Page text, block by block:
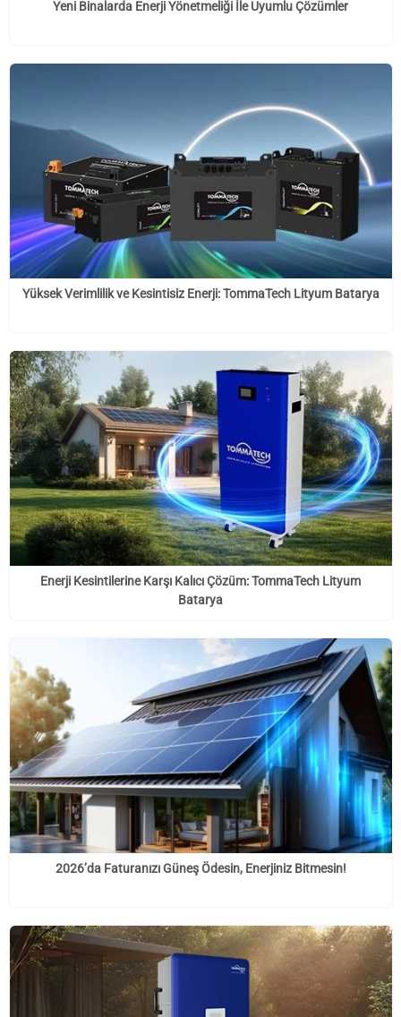
Yeni Binalarda Enerji Yönetmeliği İle Uyumlu Çözümler
Yüksek Verimlilik ve Kesintisiz Enerji: TommaTech Lityum Batarya
Enerji Kesintilerine Karşı Kalıcı Çözüm: TommaTech Lityum
Batarya
2026’da Faturanızı Güneş Ödesin, Enerjiniz Bitmesin!